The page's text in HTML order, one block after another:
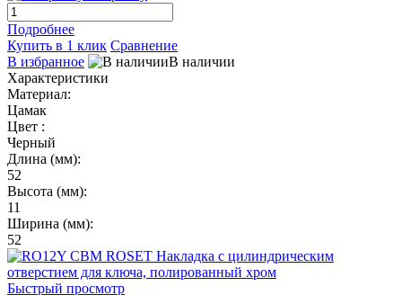
Подробнее
Купить в 1 клик Сравнение
В избранное
В наличии
Характеристики
Материал:
Цамак
Цвет :
Черный
Длина (мм):
52
Высота (мм):
11
Ширина (мм):
52
Быстрый просмотр